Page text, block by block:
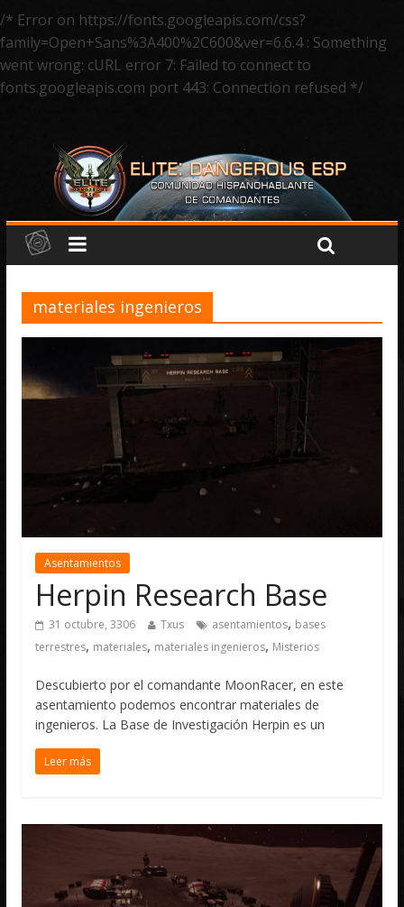
/* Error on https://fonts.googleapis.com/css?
family=Open+Sans%3A400%2C600&ver=6.6.4 : Something
went wrong: cURL error 7: Failed to connect to
fonts.googleapis.com port 443: Connection refused */
materiales ingenieros
Asentamientos
Herpin Research Base
31 octubre, 3306 Txus asentamientos, bases
terrestres, materiales, materiales ingenieros, Misterios
Descubierto por el comandante MoonRacer, en este
asentamiento podemos encontrar materiales de
ingenieros. La Base de Investigación Herpin es un
Leer más